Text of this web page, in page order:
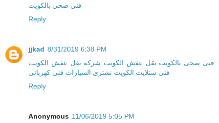
فني صحي بالكويت
Reply
jjkad 8/31/2019 6:38 PM
فنی صحی بالكویت نقل عفش الكویت شركة نقل عفش الكویت
فنی ستلایت الكویت نشتری السیارات فنی كهربائی
Reply
Anonymous 11/06/2019 5:05 PM